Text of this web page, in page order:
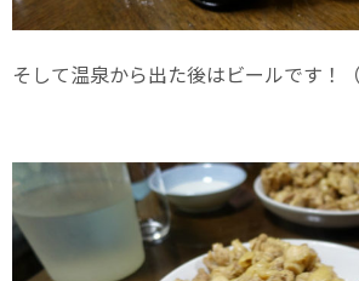
そして温泉から出た後はビールです！（